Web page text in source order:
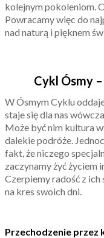
kolejnym pokoleniom.
Powracamy więc do
nad naturą i pięknem
Cykl Ósmy
W Ósmym Cyklu
staje się dla nas
Może być nim kultura
dalekie podróże.
fakt, że niczego
zaczynamy żyć życiem
Czerpiemy radość z ich
na kres swoich dni.
Przechodzenie przez